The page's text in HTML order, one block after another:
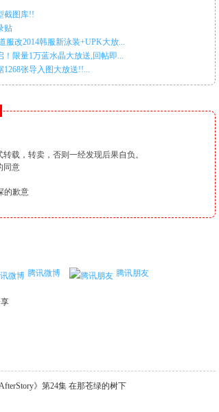
截图库!!
贴
服改2014韩服新泳装+UPK大放...
！限量1万蓝水晶大放送,回帖即...
1268张导入图大放送!!...
载，转卖，否则一经发现后果自负。
同意
的歉意
腾讯微博 腾讯朋友
AfterStory》第24集 在那苍绿的树下